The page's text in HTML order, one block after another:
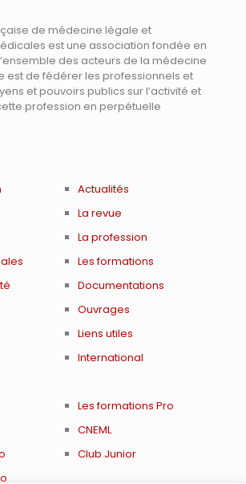
de médecine légale et
est une association fondée en
des acteurs de la médecine
est de fédérer les professionnels et
et pouvoirs publics sur l’activité et
profession en perpétuelle
Actualités
La revue
La profession
Les formations
Documentations
Ouvrages
Liens utiles
International
Les formations Pro
CNEML
Club Junior